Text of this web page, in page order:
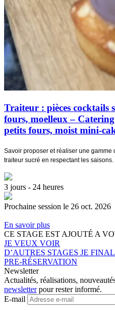
Traiteur : pièces cocktails
fours, moelleux –
petits fours, moist mini-
Savoir proposer et réaliser une
traiteur sucré en respectant les saisons.
3 jours - 24 heures
Prochaine session le 26 oct. 2026
En savoir plus
CE STAGE EST AJOUTÉ A
JE VEUX VOIR
D’AUTRES STAGES JE
PRE-RÉSERVATION
Newsletter
Actualités, réalisations,
newsletterpour rester informé.
E-mail